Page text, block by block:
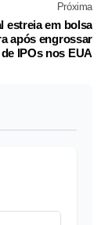
Próxima
estreia em bolsa
após engrossar
IPOs nos EUA